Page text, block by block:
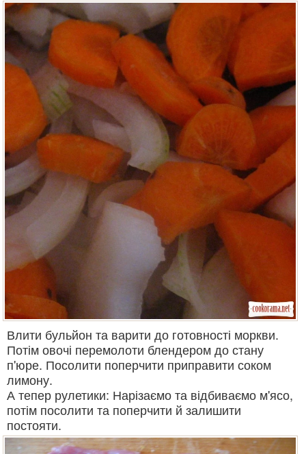
Влити бульйон та варити до готовності моркви.
Потім овочі перемолоти блендером до стану
п'юре. Посолити поперчити приправити соком
лимону.
А тепер рулетики: Нарізаємо та відбиваємо м'ясо,
потім посолити та поперчити й залишити
постояти.